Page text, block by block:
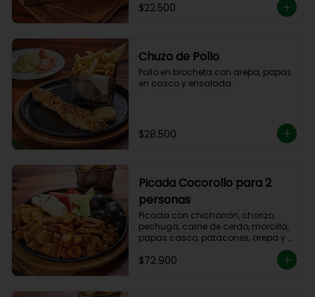
$22.500
Chuzo de Pollo
Pollo en brocheta con arepa, papas
en casco y ensalada.
$28.500
Picada Cocorollo para 2
personas
Picada con chicharrón, chorizo,
pechuga, carne de cerdo, morcilla,
papas casco, patacones, arepa y
$72.900